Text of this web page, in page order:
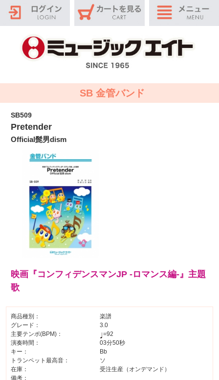
SB 金管バンド
SB509
Pretender
Official髭男dism
映画『コンフィデンスマンJP -ロマンス編-』主題
歌
商品種別：
楽譜
グレード：
3.0
主要テンポ(BPM)：
=92
演奏時間：
03分50秒
キー：
Bb
トランペット最高音：
ソ
在庫：
受注生産（オンデマンド）
備考：